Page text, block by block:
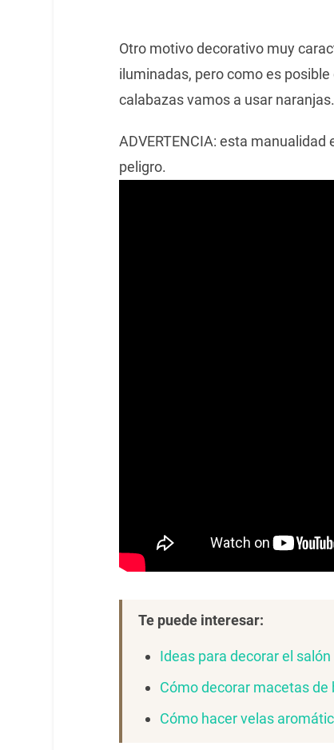
Otro motivo decorativo muy
iluminadas, pero como es
calabazas vamos a usar
ADVERTENCIA: esta
peligro.
Te puede interesar:
Ideas para decorar el salón
Cómo decorar macetas de
Cómo hacer velas